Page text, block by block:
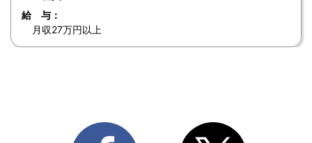
給 与：
月収27万円以上